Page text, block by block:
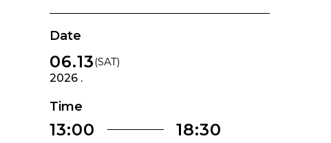
Date
06.13(SAT)
2026 .
Time
13:00 18:30